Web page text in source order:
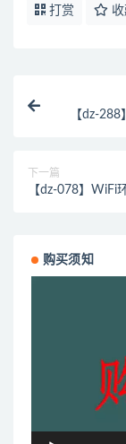
打赏
【dz-
下一篇
【dz-078】WiFi
购买须知